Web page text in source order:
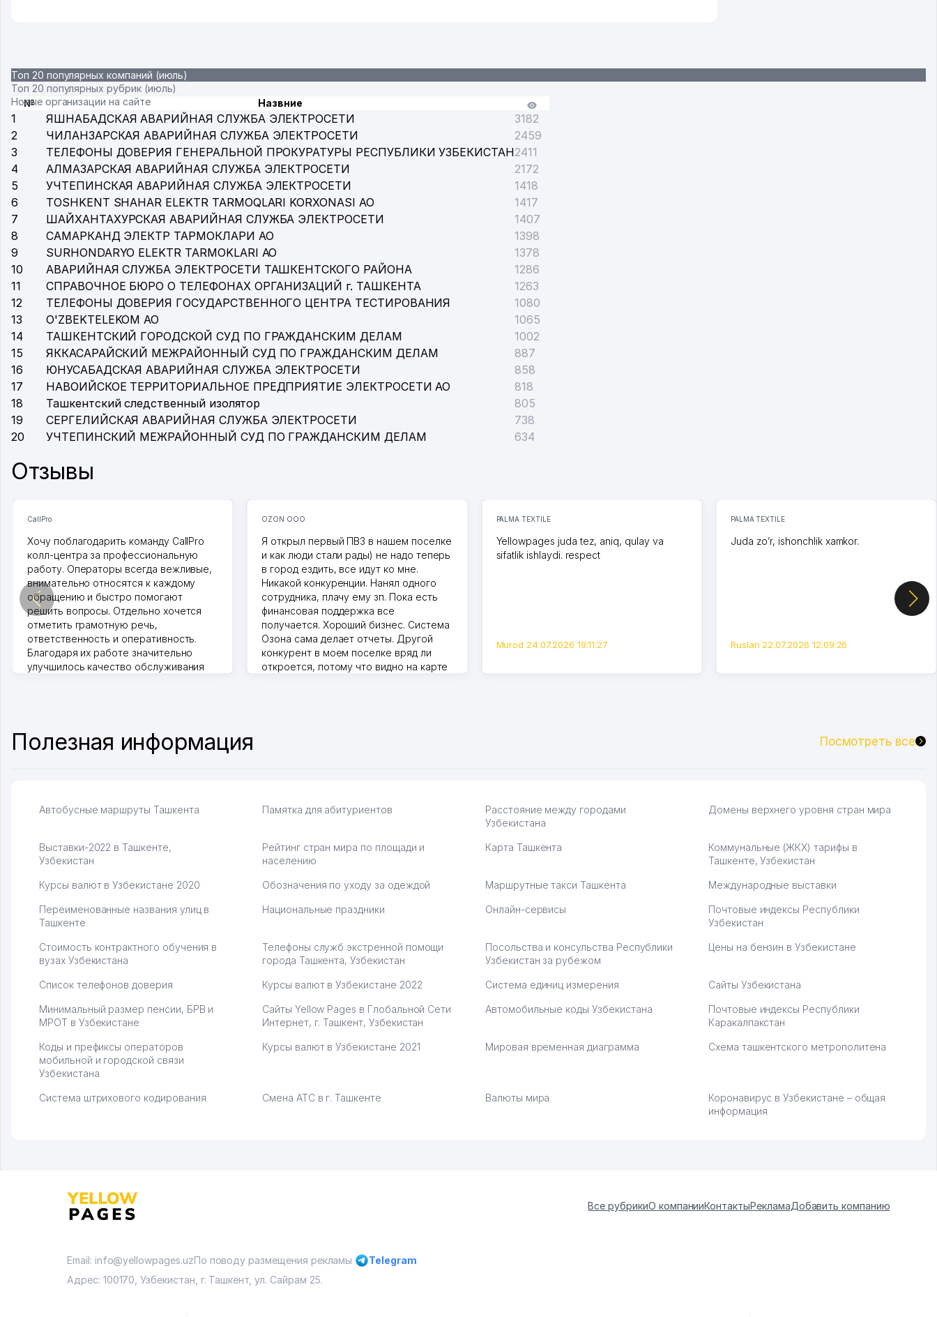
Топ 20 популярных компаний (июль)
Топ 20 популярных рубрик (июль)
Новые организации на сайте
№ Назвние
1 ЯШНАБАДСКАЯ АВАРИЙНАЯ СЛУЖБА ЭЛЕКТРОСЕТИ
3182
2
ЧИЛАНЗАРСКАЯ АВАРИЙНАЯ СЛУЖБА ЭЛЕКТРОСЕТИ
2459
3
ТЕЛЕФОНЫ ДОВЕРИЯ ГЕНЕРАЛЬНОЙ ПРОКУРАТУРЫ РЕСПУБЛИКИ УЗБЕКИСТАН2411
4
АЛМАЗАРСКАЯ АВАРИЙНАЯ СЛУЖБА ЭЛЕКТРОСЕТИ
2172
5
УЧТЕПИНСКАЯ АВАРИЙНАЯ СЛУЖБА ЭЛЕКТРОСЕТИ
1418
6
TOSHKENT SHAHAR ELEKTR TARMOQLARI KORXONASI АО
1417
7
ШАЙХАНТАХУРСКАЯ АВАРИЙНАЯ СЛУЖБА ЭЛЕКТРОСЕТИ
1407
8
САМАРКАНД ЭЛЕКТР ТАРМОКЛАРИ АО
1398
9
SURHONDARYO ELEKTR TARMOKLARI АО
1378
10
АВАРИЙНАЯ СЛУЖБА ЭЛЕКТРОСЕТИ ТАШКЕНТСКОГО РАЙОНА
1286
11
СПРАВОЧНОЕ БЮРО О ТЕЛЕФОНАХ ОРГАНИЗАЦИЙ г. ТАШКЕНТА
1263
12
ТЕЛЕФОНЫ ДОВЕРИЯ ГОСУДАРСТВЕННОГО ЦЕНТРА ТЕСТИРОВАНИЯ
1080
13
O'ZBEKTELEKOM АО
1065
14
ТАШКЕНТСКИЙ ГОРОДСКОЙ СУД ПО ГРАЖДАНСКИМ ДЕЛАМ
1002
15
ЯККАСАРАЙСКИЙ МЕЖРАЙОННЫЙ СУД ПО ГРАЖДАНСКИМ ДЕЛАМ
887
16
ЮНУСАБАДСКАЯ АВАРИЙНАЯ СЛУЖБА ЭЛЕКТРОСЕТИ
858
17
НАВОИЙСКОЕ ТЕРРИТОРИАЛЬНОЕ ПРЕДПРИЯТИЕ ЭЛЕКТРОСЕТИ АО
818
18
Ташкентский следственный изолятор
805
19
СЕРГЕЛИЙСКАЯ АВАРИЙНАЯ СЛУЖБА ЭЛЕКТРОСЕТИ
738
20
УЧТЕПИНСКИЙ МЕЖРАЙОННЫЙ СУД ПО ГРАЖДАНСКИМ ДЕЛАМ 634
Отзывы
CallPro
Хочу поблагодарить команду CallPro
колл-центра за профессиональную
работу. Операторы всегда вежливые,
внимательно относятся к каждому
обращению и быстро помогают
решить вопросы. Отдельно хочется
отметить грамотную речь,
ответственность и оперативность.
Благодаря их работе значительно
улучшилось качество обслуживания
OZON ООО
Я открыл первый ПВЗ в нашем поселке
и как люди стали рады) не надо теперь
в город ездить, все идут ко мне.
Никакой конкуренции. Нанял одного
сотрудника, плачу ему зп. Пока есть
финансовая поддержка все
получается. Хороший бизнес. Система
Озона сама делает отчеты. Другой
конкурент в моем поселке вряд ли
откроется, потому что видно на карте
PALMA TEXTILE
Yellowpages juda tez, aniq, qulay va
sifatlik ishlaydi. respect
Murod 24.07.2026 19:11:27
PALMA TEXTILE
Juda zo’r, ishonchlik xamkor.
Ruslan 22.07.2026 12:09:26
Полезная информация Посмотреть все
Автобусные маршруты Ташкента Памятка для абитуриентов
Расстояние между городами
Узбекистана
Домены верхнего уровня стран мира
Выставки-2022 в Ташкенте,
Узбекистан
Рейтинг стран мира по площади и
населению
Карта Ташкента
Коммунальные (ЖКХ) тарифы в
Ташкенте, Узбекистан
Курсы валют в Узбекистане 2020 Обозначения по уходу за одеждой Маршрутные такси Ташкента Международные выставки
Переименованные названия улиц в
Ташкенте
Национальные праздники Онлайн-сервисы
Почтовые индексы Республики
Узбекистан
Стоимость контрактного обучения в
вузах Узбекистана
Телефоны служб экстренной помощи
города Ташкента, Узбекистан
Посольства и консульства Республики
Узбекистан за рубежом
Цены на бензин в Узбекистане
Список телефонов доверия Курсы валют в Узбекистане 2022 Система единиц измерения Сайты Узбекистана
Минимальный размер пенсии, БРВ и
МРОТ в Узбекистане
Сайты Yellow Pages в Глобальной Сети
Интернет, г. Ташкент, Узбекистан
Автомобильные коды Узбекистана
Почтовые индексы Республики
Каракалпакстан
Коды и префиксы операторов
мобильной и городской связи
Узбекистана
Курсы валют в Узбекистане 2021 Мировая временная диаграмма Схема ташкентского метрополитена
Система штрихового кодирования Смена АТС в г. Ташкенте Валюты мира
Коронавирус в Узбекистане – общая
информация
Все рубрикиО компанииКонтактыРекламаДобавить компанию
Email: info@yellowpages.uzПо поводу размещения рекламы
Telegram
Адрес: 100170, Узбекистан, г. Ташкент, ул. Сайрам 25.